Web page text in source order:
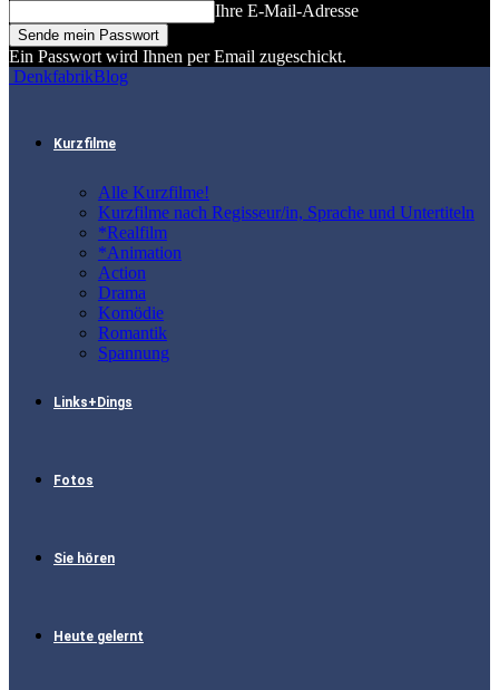
Ihre E-Mail-Adresse
Ein Passwort wird Ihnen per Email zugeschickt.
DenkfabrikBlog
Kurzfilme
Alle Kurzfilme!
Kurzfilme nach Regisseur/in, Sprache und Untertiteln
*Realfilm
*Animation
Action
Drama
Komödie
Romantik
Spannung
Links+Dings
Fotos
Sie hören
Heute gelernt